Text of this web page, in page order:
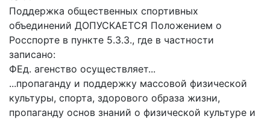
Поддержка общественных спортивных
объединений ДОПУСКАЕТСЯ Положением о
Росспорте в пункте 5.3.3., где в частности
записано:
ФЕд. агенство осуществляет...
...пропаганду и поддержку массовой физической
культуры, спорта, здорового образа жизни,
пропаганду основ знаний о физической культуре и